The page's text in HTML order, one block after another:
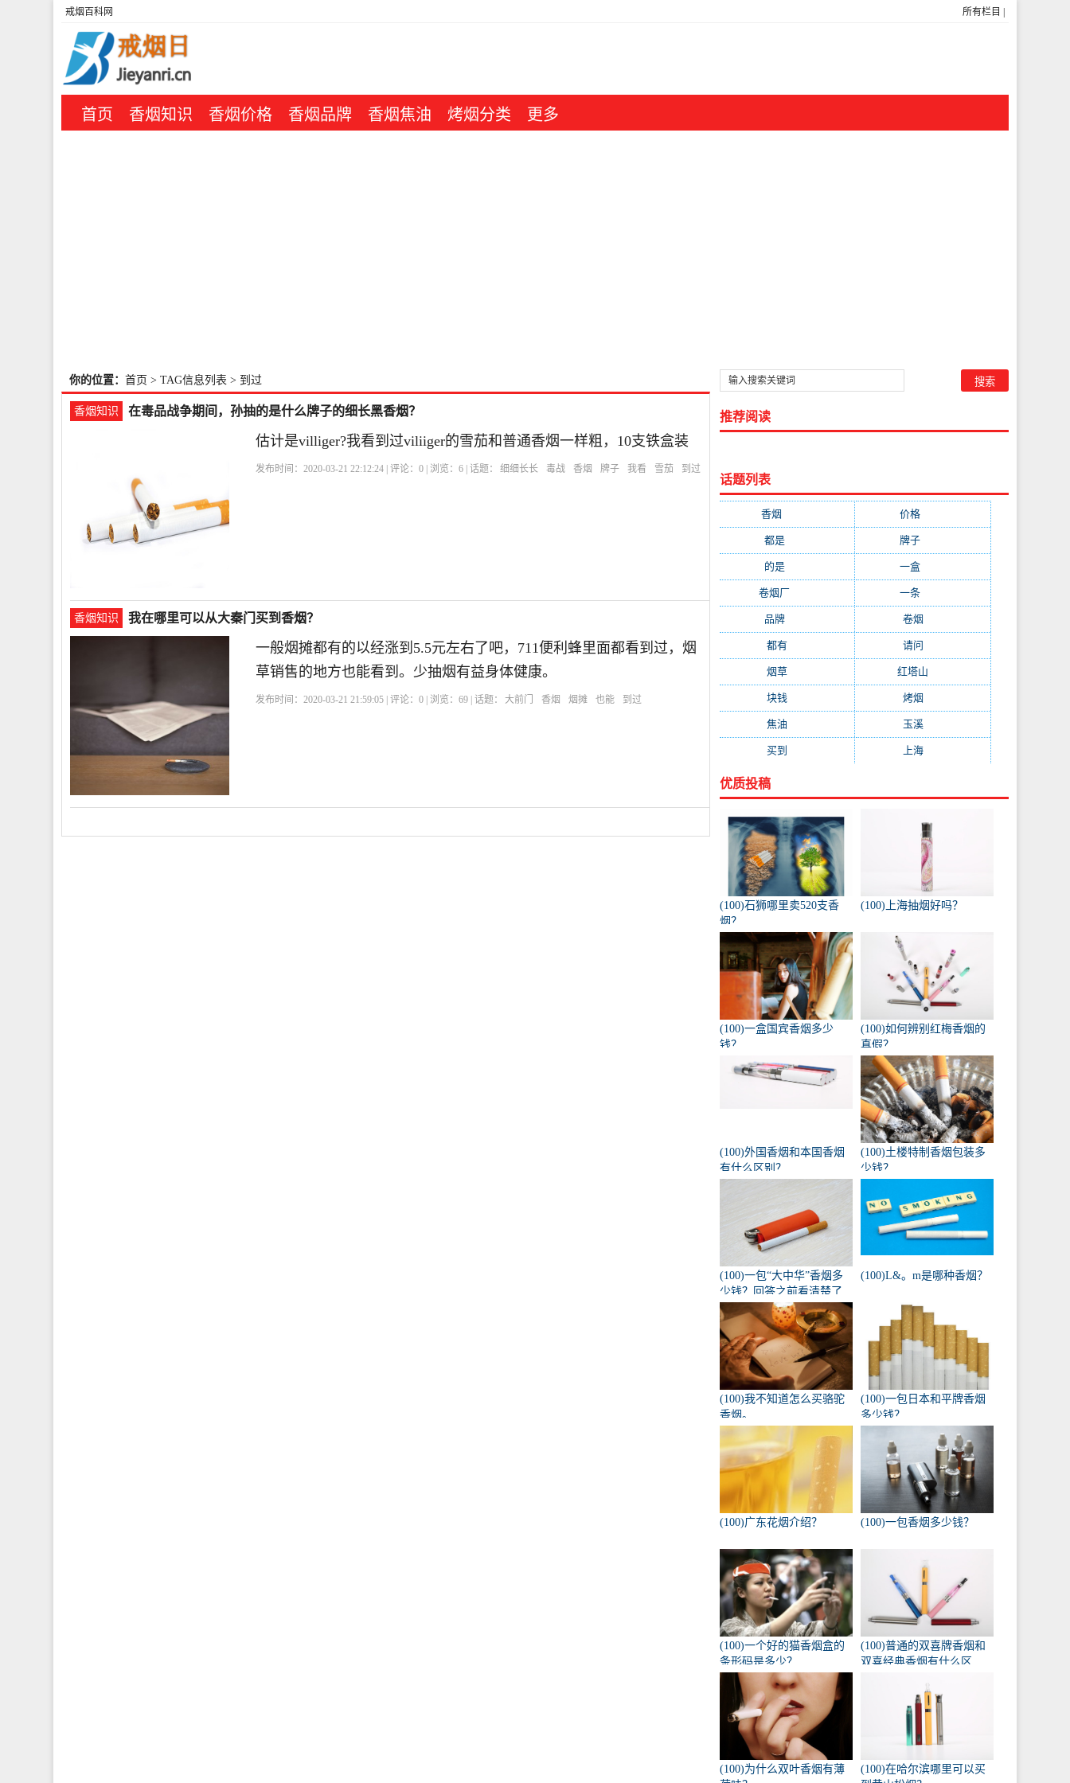
所有栏目
戒烟百科网
首页 香烟知识 香烟价格 香烟品牌 香烟焦油 烤烟分类 更多
你的位置： 首页 > TAG信息列表 > 到过
香烟知识 在毒品战争期间，孙抽的是什么牌子的细长黑香烟？
估计是villiger?我看到过viliiger的雪茄和普通香烟一样粗，10支铁盒装
发布时间：2020-03-21 22:12:24 | 评论：0 | 浏览：6 | 话题： 细细长长 毒战 香烟 牌子 我看 雪茄 到过
香烟知识 我在哪里可以从大秦门买到香烟？
一般烟摊都有的以经涨到5.5元左右了吧，711便利蜂里面都看到过，烟
草销售的地方也能看到。少抽烟有益身体健康。
发布时间：2020-03-21 21:59:05 | 评论：0 | 浏览：69 | 话题： 大前门 香烟 烟摊 也能 到过
推荐阅读
话题列表
香烟 价格
都是(232) 牌子
的是(164) 一盒
卷烟厂 一条
品牌(111) 卷烟
都有 请问
烟草 红塔山
块钱 烤烟
焦油 玉溪(73)
买到 上海(70)
优质投稿
(100)石狮哪里卖520支香
烟？
(100)上海抽烟好吗？
(100)一盒国宾香烟多少
钱？
(100)如何辨别红梅香烟的
真假？
(100)外国香烟和本国香烟
有什么区别？
(100)土楼特制香烟包装多
少钱？
(100)一包“大中华”香烟多
少钱？回答之前看清楚了
吗？
(100)L&。m是哪种香烟？
(100)我不知道怎么买骆驼
香烟。
(100)一包日本和平牌香烟
多少钱？
(100)广东花烟介绍？ (100)一包香烟多少钱？
(100)一个好的猫香烟盒的
条形码是多少？
(100)普通的双喜牌香烟和
双喜经典香烟有什么区
(100)为什么双叶香烟有薄
(100)在哈尔滨哪里可以买